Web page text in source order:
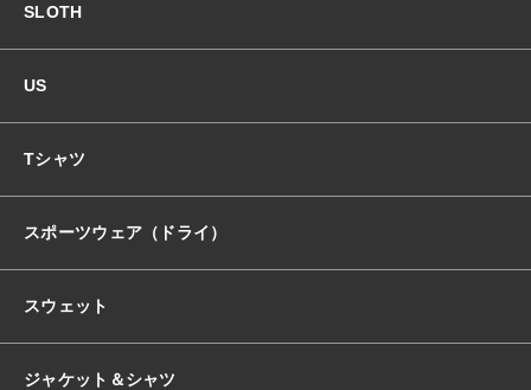
SLOTH
US
Tシャツ
スポーツウェア（ドライ）
スウェット
ジャケット＆シャツ